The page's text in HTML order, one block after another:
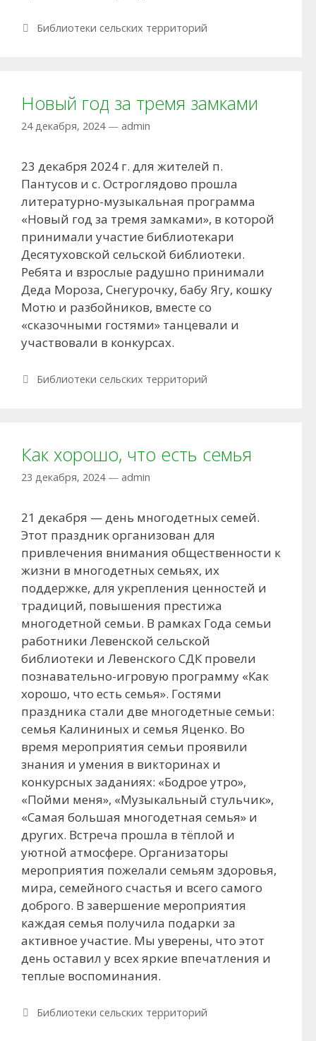
Рубрики
Библиотеки сельских территорий
Новый год за тремя замками
24 декабря, 2024 — admin
23 декабря 2024 г. для жителей п.
Пантусов и с. Остроглядово прошла
литературно-музыкальная программа
«Новый год за тремя замками», в которой
принимали участие библиотекари
Десятуховской сельской библиотеки.
Ребята и взрослые радушно принимали
Деда Мороза, Снегурочку, бабу Ягу, кошку
Мотю и разбойников, вместе со
«сказочными гостями» танцевали и
участвовали в конкурсах.
Рубрики
Библиотеки сельских территорий
Как хорошо, что есть семья
23 декабря, 2024 — admin
21 декабря — день многодетных семей.
Этот праздник организован для
привлечения внимания общественности к
жизни в многодетных семьях, их
поддержке, для укрепления ценностей и
традиций, повышения престижа
многодетной семьи. В рамках Года семьи
работники Левенской сельской
библиотеки и Левенского СДК провели
познавательно-игровую программу «Как
хорошо, что есть семья». Гостями
праздника стали две многодетные семьи:
семья Калининых и семья Яценко. Во
время мероприятия семьи проявили
знания и умения в викторинах и
конкурсных заданиях: «Бодрое утро»,
«Пойми меня», «Музыкальный стульчик»,
«Самая большая многодетная семья» и
других. Встреча прошла в тёплой и
уютной атмосфере. Организаторы
мероприятия пожелали семьям здоровья,
мира, семейного счастья и всего самого
доброго. В завершение мероприятия
каждая семья получила подарки за
активное участие. Мы уверены, что этот
день оставил у всех яркие впечатления и
теплые воспоминания.
Рубрики
Библиотеки сельских территорий